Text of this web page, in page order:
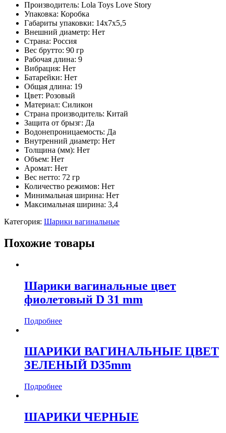
Производитель: Lola Toys Love Story
Упаковка: Коробка
Габариты упаковки: 14х7х5,5
Внешний диаметр: Нет
Страна: Россия
Веc брутто: 90 гр
Рабочая длина: 9
Вибрация: Нет
Батарейки: Нет
Общая длина: 19
Цвет: Розовый
Материал: Cиликон
Страна производитель: Китай
Защита от брызг: Да
Водонепроницаемость: Да
Внутренний диаметр: Нет
Толщина (мм): Нет
Объем: Нет
Аромат: Нет
Веc нетто: 72 гр
Количество режимов: Нет
Минимальная ширина: Нет
Максимальная ширина: 3,4
Категория: Шарики вагинальные
Похожие товары
Шарики вагинальные цвет
фиолетовый D 31 mm
Подробнее
ШАРИКИ ВАГИНАЛЬНЫЕ ЦВЕТ
ЗЕЛЕНЫЙ D35mm
Подробнее
ШАРИКИ ЧЕРНЫЕ